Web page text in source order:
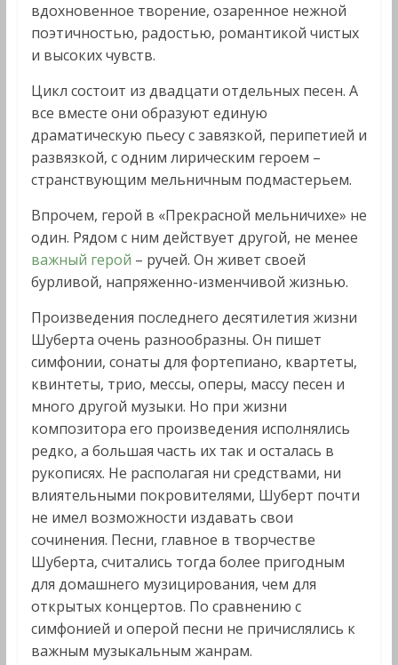
вдохновенное творение, озаренное нежной
поэтичностью, радостью, романтикой чистых
и высоких чувств.
Цикл состоит из двадцати отдельных песен. А
все вместе они образуют единую
драматическую пьесу с завязкой, перипетией и
развязкой, с одним лирическим героем –
странствующим мельничным подмастерьем.
Впрочем, герой в «Прекрасной мельничихе» не
один. Рядом с ним действует другой, не менее
важный герой – ручей. Он живет своей
бурливой, напряженно-изменчивой жизнью.
Произведения последнего десятилетия жизни
Шуберта очень разнообразны. Он пишет
симфонии, сонаты для фортепиано, квартеты,
квинтеты, трио, мессы, оперы, массу песен и
много другой музыки. Но при жизни
композитора его произведения исполнялись
редко, а большая часть их так и осталась в
рукописях. Не располагая ни средствами, ни
влиятельными покровителями, Шуберт почти
не имел возможности издавать свои
сочинения. Песни, главное в творчестве
Шуберта, считались тогда более пригодным
для домашнего музицирования, чем для
открытых концертов. По сравнению с
симфонией и оперой песни не причислялись к
важным музыкальным жанрам.